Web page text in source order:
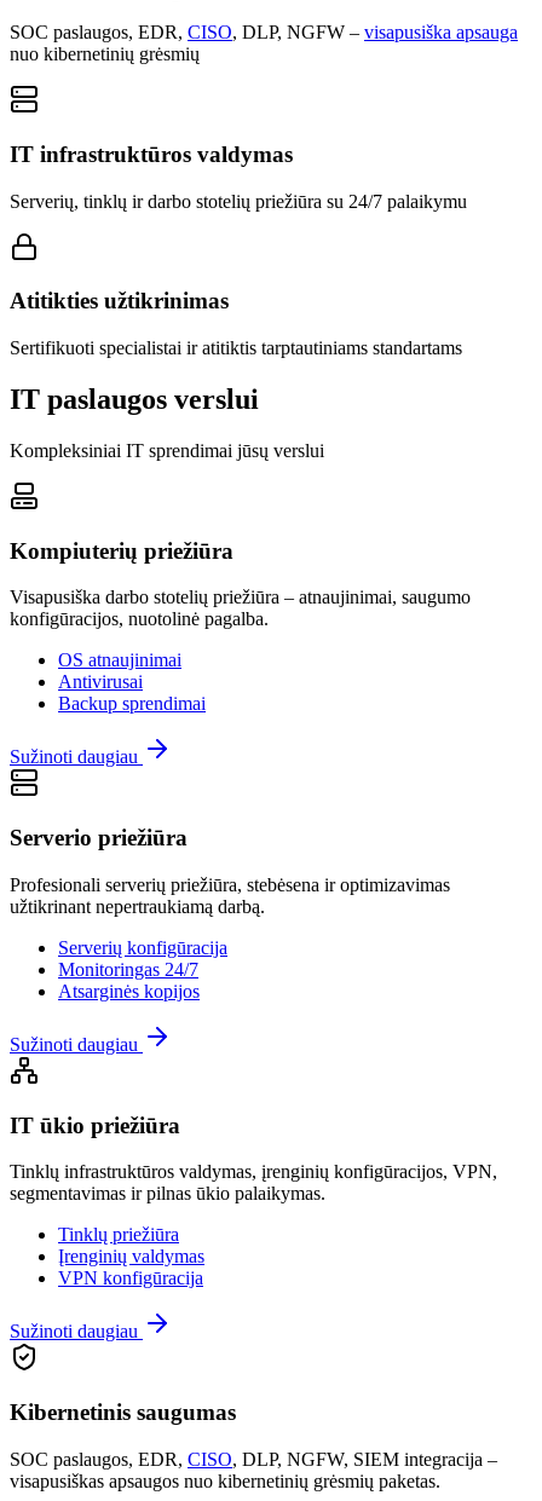
SOC paslaugos, EDR, CISO, DLP, NGFW – visapusiška apsauga
nuo kibernetinių grėsmių
IT infrastruktūros valdymas
Serverių, tinklų ir darbo stotelių priežiūra su 24/7 palaikymu
Atitikties užtikrinimas
Sertifikuoti specialistai ir atitiktis tarptautiniams standartams
IT paslaugos verslui
Kompleksiniai IT sprendimai jūsų verslui
Kompiuterių priežiūra
Visapusiška darbo stotelių priežiūra – atnaujinimai, saugumo
konfigūracijos, nuotolinė pagalba.
OS atnaujinimai
Antivirusai
Backup sprendimai
Sužinoti daugiau
Serverio priežiūra
Profesionali serverių priežiūra, stebėsena ir optimizavimas
užtikrinant nepertraukiamą darbą.
Serverių konfigūracija
Monitoringas 24/7
Atsarginės kopijos
Sužinoti daugiau
IT ūkio priežiūra
Tinklų infrastruktūros valdymas, įrenginių konfigūracijos, VPN,
segmentavimas ir pilnas ūkio palaikymas.
Tinklų priežiūra
Įrenginių valdymas
VPN konfigūracija
Sužinoti daugiau
Kibernetinis saugumas
SOC paslaugos, EDR, CISO, DLP, NGFW, SIEM integracija –
visapusiškas apsaugos nuo kibernetinių grėsmių paketas.